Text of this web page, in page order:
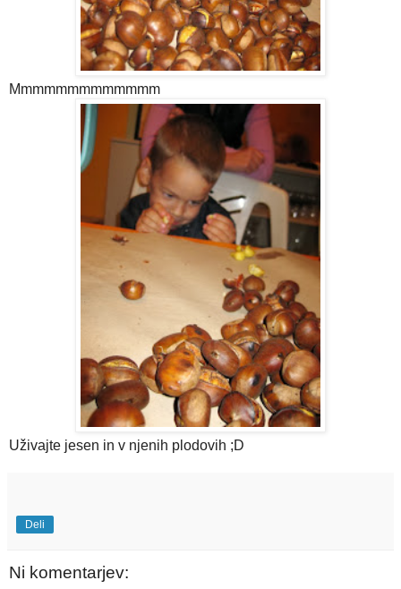
Mmmmmmmmmmmmm
Uživajte jesen in v njenih plodovih ;D
Deli
Ni komentarjev: